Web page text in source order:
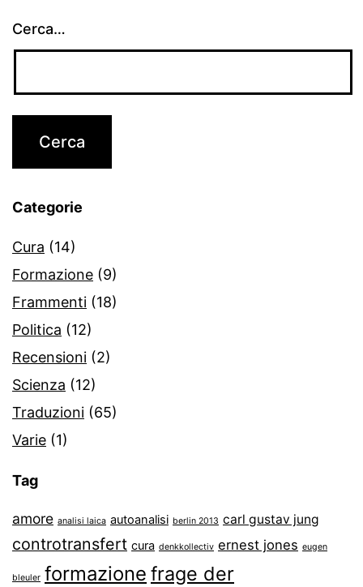
Cerca…
Categorie
Cura (14)
Formazione (9)
Frammenti (18)
Politica (12)
Recensioni (2)
Scienza (12)
Traduzioni (65)
Varie (1)
Tag
amore analisi laica autoanalisi berlin 2013 carl gustav jung
controtransfert cura denkkollectiv ernest jones eugen
bleuler formazione frage der